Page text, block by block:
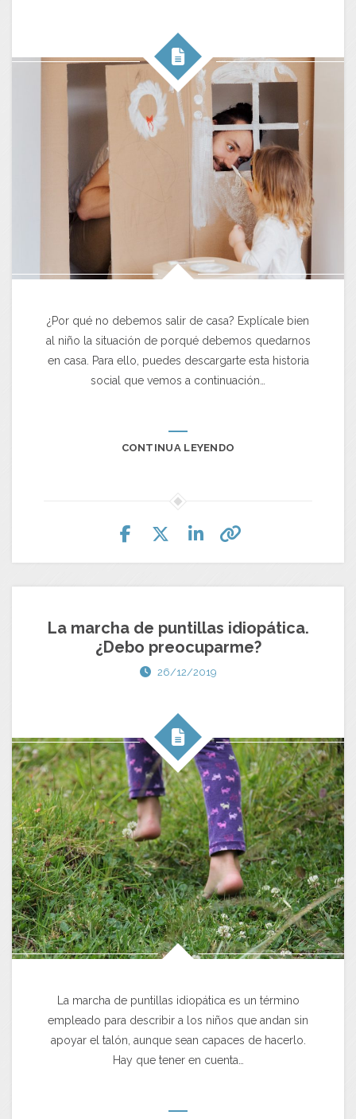
¿Por qué no debemos salir de casa? Explícale bien
al niño la situación de porqué debemos quedarnos
en casa. Para ello, puedes descargarte esta historia
social que vemos a continuación…
CONTINUA LEYENDO
La marcha de puntillas idiopática.
¿Debo preocuparme?
26/12/2019
La marcha de puntillas idiopática es un término
empleado para describir a los niños que andan sin
apoyar el talón, aunque sean capaces de hacerlo.
Hay que tener en cuenta…